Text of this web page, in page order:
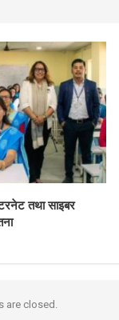
तथा साइबर
are closed.